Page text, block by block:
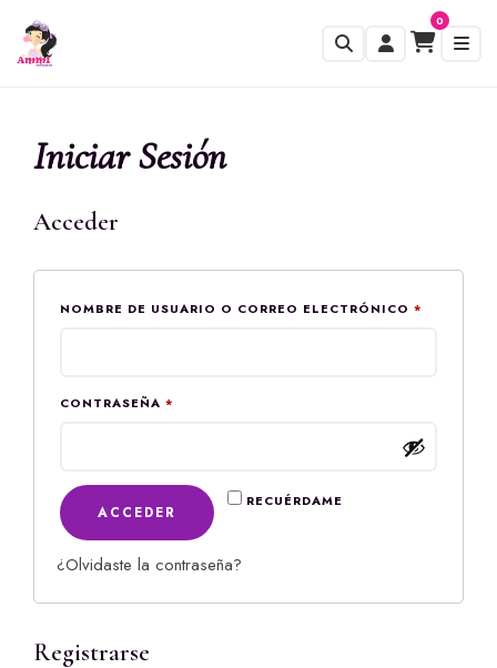
0
Iniciar Sesión
Acceder
NOMBRE DE USUARIO O CORREO ELECTRÓNICO *
CONTRASEÑA *
RECUÉRDAME
ACCEDER
¿Olvidaste la contraseña?
Registrarse